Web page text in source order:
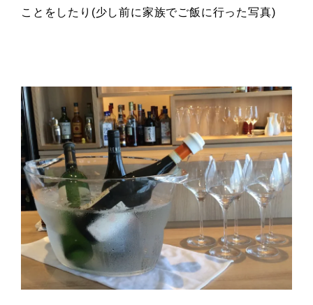
ことをしたり(少し前に家族でご飯に行った写真)